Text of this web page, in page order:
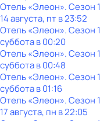
Отель «Элеон». Сезон 1
14 августа, пт в 23:52
Отель «Элеон». Сезон 1
субботав00:20
Отель «Элеон». Сезон 1
субботав00:48
Отель «Элеон». Сезон 1
субботав01:16
Отель «Элеон». Сезон 1
17 августа, пн в 22:05